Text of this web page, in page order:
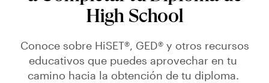
High School
Conoce sobre HiSET®, GED® y otros recursos
educativos que puedes aprovechar en tu
camino hacia la obtención de tu diploma.